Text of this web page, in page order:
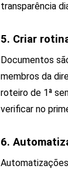
transparência
5. Criar
Documentos
membros da
roteiro de 1ª
verificar no
6.